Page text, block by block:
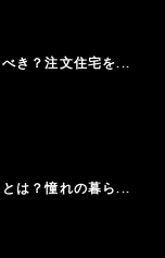
き？注文住宅を...
は？憧れの暮ら...